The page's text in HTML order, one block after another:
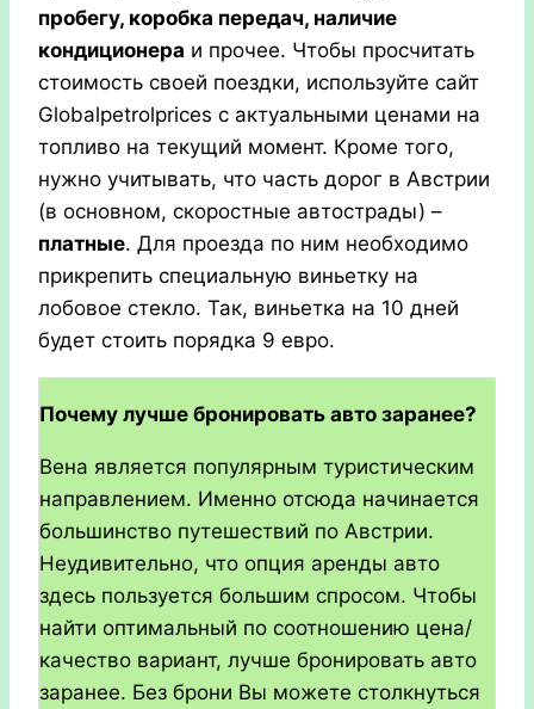
пробегу, коробка передач, наличие
кондиционера и прочее. Чтобы просчитать
стоимость своей поездки, используйте сайт
Globalpetrolprices с актуальными ценами на
топливо на текущий момент. Кроме того,
нужно учитывать, что часть дорог в Австрии
(в основном, скоростные автострады) –
платные. Для проезда по ним необходимо
прикрепить специальную виньетку на
лобовое стекло. Так, виньетка на 10 дней
будет стоить порядка 9 евро.
Почему лучше бронировать авто заранее?
Вена является популярным туристическим
направлением. Именно отсюда начинается
большинство путешествий по Австрии.
Неудивительно, что опция аренды авто
здесь пользуется большим спросом. Чтобы
найти оптимальный по соотношению цена/
качество вариант, лучше бронировать авто
заранее. Без брони Вы можете столкнуться